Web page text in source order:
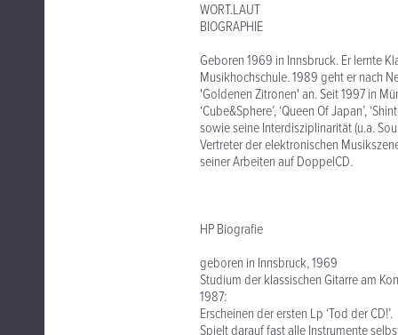
WORT.LAUT
BIOGRAPHIE
Geboren 1969 in Innsbruck. Er lernte
Musikhochschule. 1989 geht er nach
'Goldenen Zitronen' an. Seit 1997 in
‘Cube&Sphere’, ‘Queen Of Japan’,
sowie seine Interdisziplinarität (u.a.
Vertreter der elektronischen
seiner Arbeiten auf DoppelCD.
HP Biografie
geboren in Innsbruck, 1969
Studium der klassischen Gitarre am
1987:
Erscheinen der ersten Lp ‘Tod der CD!’.
Spielt darauf fast alle Instrumente